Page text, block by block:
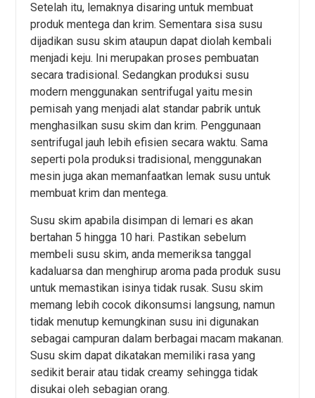
Setelah itu, lemaknya disaring untuk membuat
produk mentega dan krim. Sementara sisa susu
dijadikan susu skim ataupun dapat diolah kembali
menjadi keju. Ini merupakan proses pembuatan
secara tradisional. Sedangkan produksi susu
modern menggunakan sentrifugal yaitu mesin
pemisah yang menjadi alat standar pabrik untuk
menghasilkan susu skim dan krim. Penggunaan
sentrifugal jauh lebih efisien secara waktu. Sama
seperti pola produksi tradisional, menggunakan
mesin juga akan memanfaatkan lemak susu untuk
membuat krim dan mentega.
Susu skim apabila disimpan di lemari es akan
bertahan 5 hingga 10 hari. Pastikan sebelum
membeli susu skim, anda memeriksa tanggal
kadaluarsa dan menghirup aroma pada produk susu
untuk memastikan isinya tidak rusak. Susu skim
memang lebih cocok dikonsumsi langsung, namun
tidak menutup kemungkinan susu ini digunakan
sebagai campuran dalam berbagai macam makanan.
Susu skim dapat dikatakan memiliki rasa yang
sedikit berair atau tidak creamy sehingga tidak
disukai oleh sebagian orang.